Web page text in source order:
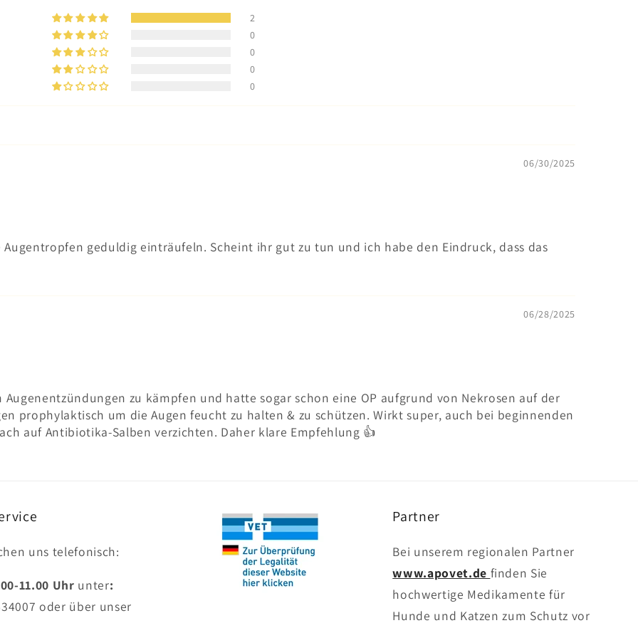
2
0
0
0
0
06/30/2025
Augentropfen geduldig einträufeln. Scheint ihr gut zu tun und ich habe den Eindruck, dass das
06/28/2025
zu kämpfen und hatte sogar schon eine OP aufgrund von Nekrosen auf der
prophylaktisch um die Augen feucht zu halten & zu schützen. Wirkt super, auch bei beginnenden
auf Antibiotika-Salben verzichten. Daher klare Empfehlung 👍
uns telefonisch:
11.00 Uhr unter:
oder über unser
Partner
Bei unserem regionalen Partner
www.apovet.de finden Sie
hochwertige Medikamente für
Hunde und Katzen zum Schutz vor